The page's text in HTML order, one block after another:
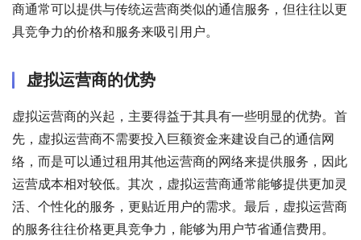
商通常可以提供与传统运营商类似的通信服务，但往往以更
具竞争力的价格和服务来吸引用户。
虚拟运营商的优势
虚拟运营商的兴起，主要得益于其具有一些明显的优势。首
先，虚拟运营商不需要投入巨额资金来建设自己的通信网
络，而是可以通过租用其他运营商的网络来提供服务，因此
运营成本相对较低。其次，虚拟运营商通常能够提供更加灵
活、个性化的服务，更贴近用户的需求。最后，虚拟运营商
的服务往往价格更具竞争力，能够为用户节省通信费用。